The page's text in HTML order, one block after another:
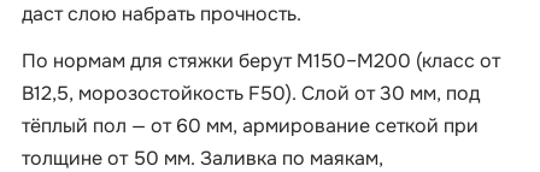
даст слою набрать прочность.
По нормам для стяжки берут М150–М200 (класс от
B12,5, морозостойкость F50). Слой от 30 мм, под
тёплый пол — от 60 мм, армирование сеткой при
толщине от 50 мм. Заливка по маякам,